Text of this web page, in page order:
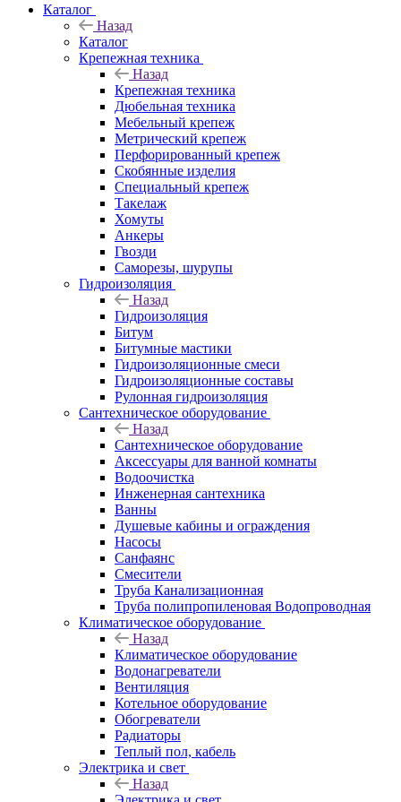
Каталог
Назад
Каталог
Крепежная техника
Назад
Крепежная техника
Дюбельная техника
Мебельный крепеж
Метрический крепеж
Перфорированный крепеж
Скобянные изделия
Специальный крепеж
Такелаж
Хомуты
Анкеры
Гвозди
Саморезы, шурупы
Гидроизоляция
Назад
Гидроизоляция
Битум
Битумные мастики
Гидроизоляционные смеси
Гидроизоляционные составы
Рулонная гидроизоляция
Сантехническое оборудование
Назад
Сантехническое оборудование
Аксессуары для ванной комнаты
Водоочистка
Инженерная сантехника
Ванны
Душевые кабины и ограждения
Насосы
Санфаянс
Смесители
Труба Канализационная
Труба полипропиленовая Водопроводная
Климатическое оборудование
Назад
Климатическое оборудование
Водонагреватели
Вентиляция
Котельное оборудование
Обогреватели
Радиаторы
Теплый пол, кабель
Электрика и свет
Назад